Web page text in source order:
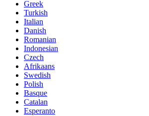
Greek
Turkish
Italian
Danish
Romanian
Indonesian
Czech
Afrikaans
Swedish
Polish
Basque
Catalan
Esperanto